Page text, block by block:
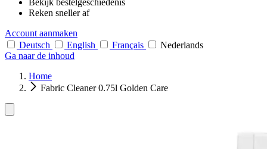
Reken sneller af
Account aanmaken
Deutsch
English Français
Nederlands
Ga naar de inhoud
Home
Fabric Cleaner 0.75l Golden Care